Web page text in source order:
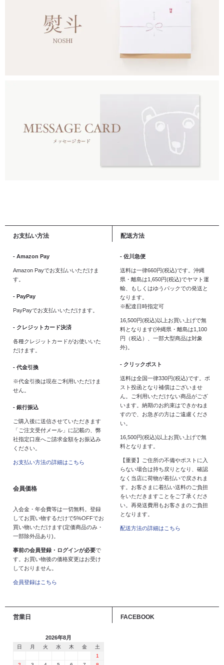
お支払い方法
- Amazon Pay
Amazon Payでお支払いいただけま
す。
- PayPay
PayPayでお支払いいただけます。
- クレジットカード決済
各種クレジットカードがお使いいた
だけます。
- 代金引換
※代金引換は現在ご利用いただけま
せん。
- 銀行振込
ご購入後に送信させていただきます
「ご注文受付メール」に記載の、弊
社指定口座へご請求金額をお振込み
ください。
お支払い方法の詳細はこちら
会員価格
入会金・年会費等は一切無料。登録
してお買い物するだけで5%OFFでお
買い物いただけます(定価商品のみ・
一部除外品あり)。
事前の会員登録・ログインが必要で
す。お買い物後の価格変更はお受け
しておりません。
会員登録はこちら
配送方法
- 佐川急便
送料は一律660円(税込)です。沖縄
県・離島は1,650円(税込)でヤマト運
輸、もしくはゆうパックでの発送と
なります。
※配達日時指定可
16,500円(税込)以上お買い上げで無
料となります(沖縄県・離島は1,100
円（税込）、一部大型商品は対象
外)。
- クリックポスト
送料は全国一律330円(税込)です。ポ
スト投函となり補償はございませ
ん。ご利用いただけない商品がござ
います。納期のお約束はできかねま
すので、お急ぎの方はご遠慮くださ
い。
16,500円(税込)以上お買い上げで無
料となります。
【重要】ご住所の不備やポストに入
らない場合は持ち戻りとなり、確認
なく当店に荷物が着払いで戻されま
す。お客さまに着払い送料のご負担
をいただきますことをご了承くださ
い。再発送費用もお客さまのご負担
となります。
配送方法の詳細はこちら
営業日
2026年8月
日 月 火 水 木 金
土
1
FACEBOOK